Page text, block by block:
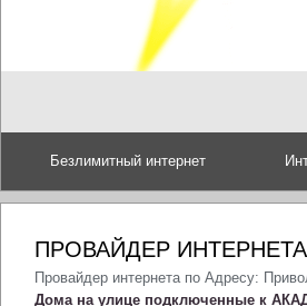
Безлимитный интернет
ПРОВАЙДЕР
Провайдер интернета по Адресу:
Дома на улице подключенные к